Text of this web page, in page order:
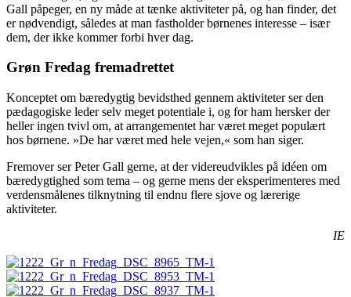
Gall påpeger, en ny måde at tænke aktiviteter på, og han finder, det
er nødvendigt, således at man fastholder børnenes interesse – især
dem, der ikke kommer forbi hver dag.
Grøn Fredag fremadrettet
Konceptet om bæredygtig bevidsthed gennem aktiviteter ser den
pædagogiske leder selv meget potentiale i, og for ham hersker der
heller ingen tvivl om, at arrangementet har været meget populært
hos børnene. »De har været med hele vejen,« som han siger.
Fremover ser Peter Gall gerne, at der videreudvikles på idéen om
bæredygtighed som tema – og gerne mens der eksperimenteres med
verdensmålenes tilknytning til endnu flere sjove og lærerige
aktiviteter.
IE